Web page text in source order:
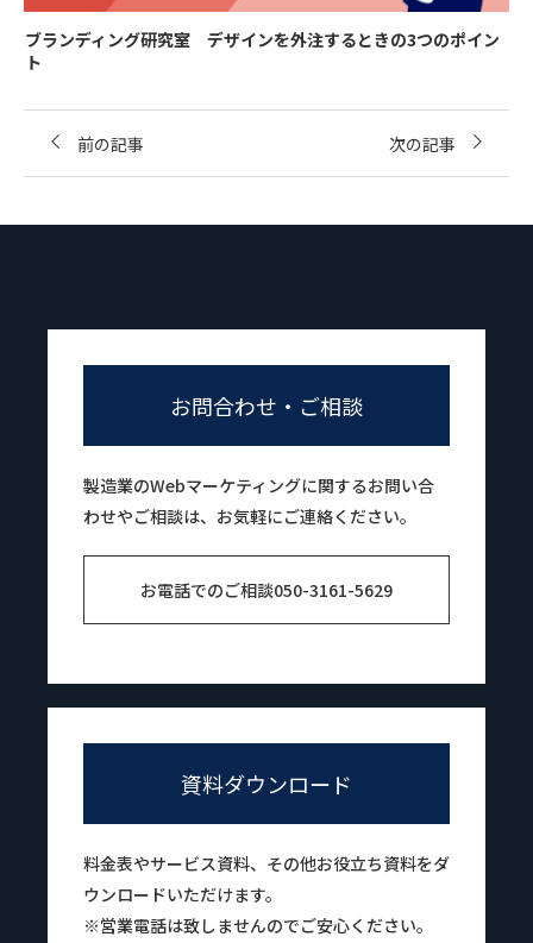
ブランディング研究室 デザインを外注するときの3つのポイン
ト
前の記事 次の記事
お問合わせ・ご相談
製造業のWebマーケティングに関するお問い合
わせやご相談は、お気軽にご連絡ください。
お電話でのご相談050-3161-5629
資料ダウンロード
料金表やサービス資料、その他お役立ち資料をダ
ウンロードいただけます。
※営業電話は致しませんのでご安心ください。